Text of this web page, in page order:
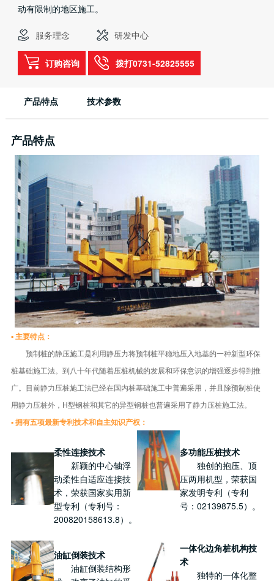
动有限制的地区施工。
服务理念 研发中心
订购咨询 拨打0731-52825555
产品特点 技术参数
产品特点
▪ 主要特点：
预制桩的静压施工是利用静压力将预制桩平稳地压入地基的一种新型环保
桩基础施工法。到八十年代随着压桩机械的发展和环保意识的增强逐步得到推
广。目前静力压桩施工法已经在国内桩基础施工中普遍采用，并且除预制桩使
用静力压桩外，H型钢桩和其它的异型钢桩也普遍采用了静力压桩施工法。
▪ 拥有五项最新专利技术和自主知识产权：
柔性连接技术
新颖的中心轴浮
动柔性自适应连接技
术，荣获国家实用新
型专利（专利号：
200820158613.8）。
多功能压桩技术
独创的抱压、顶
压两用机型，荣获国
家发明专利（专利
号：02139875.5）。
油缸倒装技术
油缸倒装结构形
一体化边角桩机构技
术
独特的一体化整